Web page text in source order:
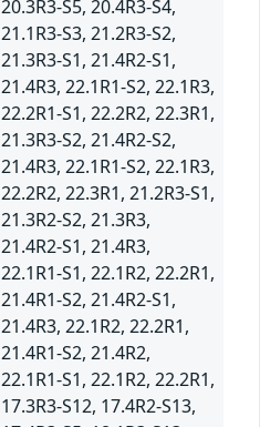
20.3R3-S5, 20.4R3-S4,
21.1R3-S3, 21.2R3-S2,
21.3R3-S1, 21.4R2-S1,
21.4R3, 22.1R1-S2, 22.1R3,
22.2R1-S1, 22.2R2, 22.3R1,
21.3R3-S2, 21.4R2-S2,
21.4R3, 22.1R1-S2, 22.1R3,
22.2R2, 22.3R1, 21.2R3-S1,
21.3R2-S2, 21.3R3,
21.4R2-S1, 21.4R3,
22.1R1-S1, 22.1R2, 22.2R1,
21.4R1-S2, 21.4R2-S1,
21.4R3, 22.1R2, 22.2R1,
21.4R1-S2, 21.4R2,
22.1R1-S1, 22.1R2, 22.2R1,
17.3R3-S12, 17.4R2-S13,